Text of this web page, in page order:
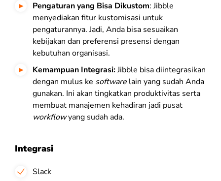
Pengaturan yang Bisa Dikustom: Jibble
menyediakan fitur kustomisasi untuk
pengaturannya. Jadi, Anda bisa sesuaikan
kebijakan dan preferensi presensi dengan
kebutuhan organisasi.
Kemampuan Integrasi:Jibble bisa diintegrasikan
dengan mulus ke software lain yang sudah Anda
gunakan. Ini akan tingkatkan produktivitas serta
membuat manajemen kehadiran jadi pusat
workflowyang sudah ada.
Integrasi
Slack